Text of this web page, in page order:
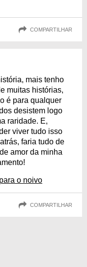
COMPARTILHAR
mais tenho
muitas histórias,
é para qualquer
desistem logo
raridade. E,
viver tudo isso
faria tudo de
amor da minha
o noivo
COMPARTILHAR